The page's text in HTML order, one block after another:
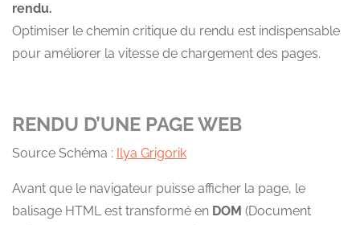
rendu.
Optimiser le chemin critique du rendu est indispensable
pour améliorer la vitesse de chargement des pages.
RENDU D’UNE PAGE WEB
Source Schéma : Ilya Grigorik
Avant que le navigateur puisse afficher la page, le
balisage HTML est transformé en DOM (Document